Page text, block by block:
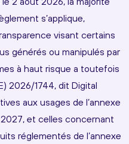
s’applique,
visant certains
générés ou manipulés par
à haut risque a toutefois
2026/1744, dit Digital
aux usages de l’annexe
2027, et celles concernant
réglementés de l’annexe